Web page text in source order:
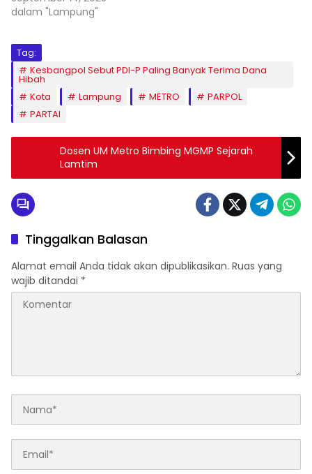
dalam "Lampung"
Tag:
Kesbangpol Sebut PDI-P Paling Banyak Terima Dana
Hibah
Kota
Lampung METRO
PARPOL
PARTAI
Dosen UM Metro Bimbing MGMP Sejarah
Lamtim
Tinggalkan Balasan
Alamat email Anda tidak akan dipublikasikan. Ruas yang
wajib ditandai *